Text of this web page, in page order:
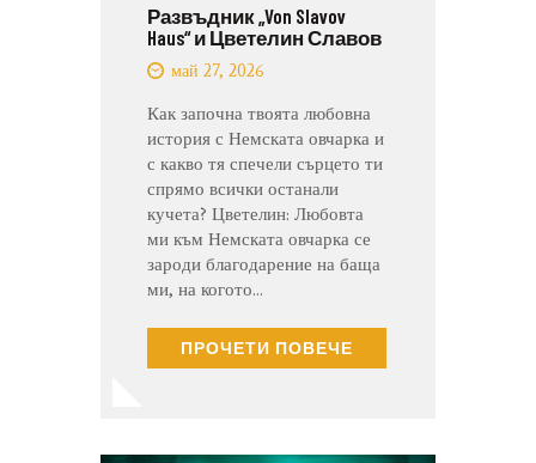
Развъдник „Von Slavov
Haus“ и Цветелин Славов
май 27, 2026
Как започна твоята любовна
история с Немската овчарка и
с какво тя спечели сърцето ти
спрямо всички останали
кучета? Цветелин: Любовта
ми към Немската овчарка се
зароди благодарение на баща
ми, на когото…
ПРОЧЕТИ ПОВЕЧЕ